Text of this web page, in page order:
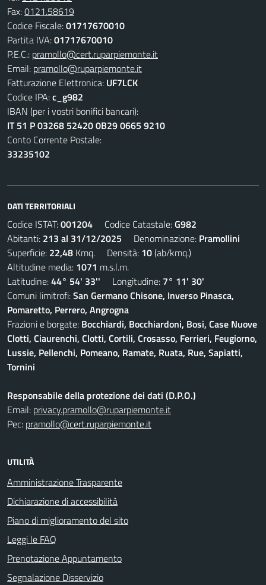
Fax:0121.58619
Codice Fiscale:01717670010
Partita IVA:01717670010
P.E.C.: pramollo@cert.ruparpiemonte.it
Email: pramollo@ruparpiemonte.it
Fatturazione Elettronica: UF7LCK
Codice IPA:c_g982
IBAN (per i vostri bonifici bancari):
IT 51 P 03268 52420 0B29 0665 9210
Conto Corrente Postale:
33235102
DATI TERRITORIALI
Codice ISTAT:001204 Codice Catastale:G982
Abitanti: 213 al 31/12/2025 Denominazione: Pramollini
Superficie: 22,48 Kmq. Densità: 10(ab/kmq.)
Altitudine media: 1071 m.s.l.m.
Latitudine:44° 54' 33'' Longitudine: 7° 11' 30'
Comuni limitrofi:San Germano Chisone, Inverso Pinasca,
Pomaretto, Perrero, Angrogna
Frazioni e borgate: Bocchiardi, Bocchiardoni, Bosi, Case Nuove
Clotti, Ciaurenchi, Clotti, Cortili, Crosasso, Ferrieri, Feugiorno,
Lussie, Pellenchi, Pomeano, Ramate, Ruata, Rue, Sapiatti,
Tornini
Responsabile della protezione dei dati (D.P.O.)
Email: privacy.pramollo@ruparpiemonte.it
Pec: pramollo@cert.ruparpiemonte.it
UTILITÀ
Amministrazione Trasparente
Dichiarazione di accessibilità
Piano di miglioramento del sito
Leggi le FAQ
Prenotazione Appuntamento
Segnalazione Disservizio